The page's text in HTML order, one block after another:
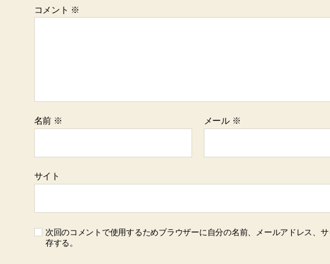
コメント ※
名前 ※ メール ※
サイト
次回のコメントで使用するためブラウザーに自分の名前、メールアドレス、
存する。